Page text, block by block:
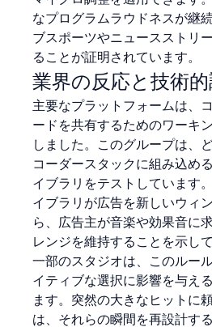
なプログラムラウドネスが継
ブスポーツやニュースストリ
ることが証明されています。
業界の反応と技術
主要なプラットフォームは、
ードを共有するためのワーキ
しました。このグループは、
コーダースタックに組み込め
イブラリをテストしています
イブラリが広告を新しいウィ
ら、広告主が音楽や効果音に
レンジを維持することを示して
一部のスタジオは、このルー
イティブな選択に影響を与え
ます。突然の大きなヒットに
は、それらの瞬間を再設計す